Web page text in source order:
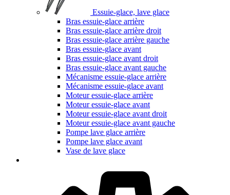
Essuie-glace, lave glace
Bras essuie-glace arrière
Bras essuie-glace arrière droit
Bras essuie-glace arrière gauche
Bras essuie-glace avant
Bras essuie-glace avant droit
Bras essuie-glace avant gauche
Mécanisme essuie-glace arrière
Mécanisme essuie-glace avant
Moteur essuie-glace arrière
Moteur essuie-glace avant
Moteur essuie-glace avant droit
Moteur essuie-glace avant gauche
Pompe lave glace arrière
Pompe lave glace avant
Vase de lave glace